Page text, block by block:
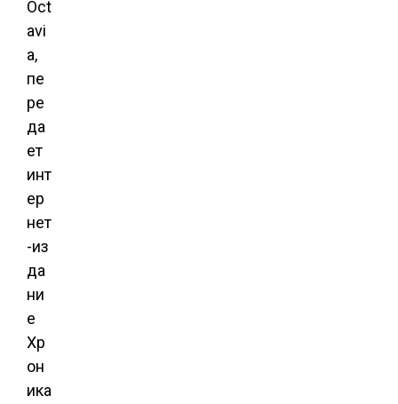
Oct
avi
a,
пе
ре
да
ет
инт
ер
нет
-из
да
ни
е
Хр
он
ика